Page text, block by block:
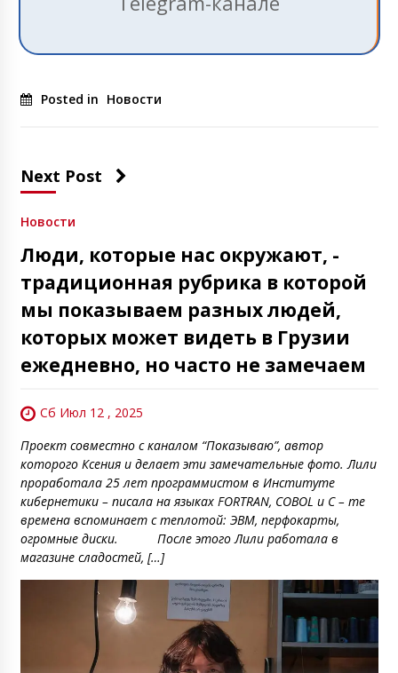
Posted in Новости
Next Post
Новости
Люди, которые нас окружают, -
традиционная рубрика в которой
мы показываем разных людей,
которых может видеть в Грузии
ежедневно, но часто не замечаем
Сб Июл 12 , 2025
Проект совместно с каналом “Показываю”, автор
которого Ксения и делает эти замечательные фото. Лили
проработала 25 лет программистом в Институте
кибернетики – писала на языках FORTRAN, COBOL и C – те
времена вспоминает с теплотой: ЭВМ, перфокарты,
огромные диски. После этого Лили работала в
магазине сладостей, […]